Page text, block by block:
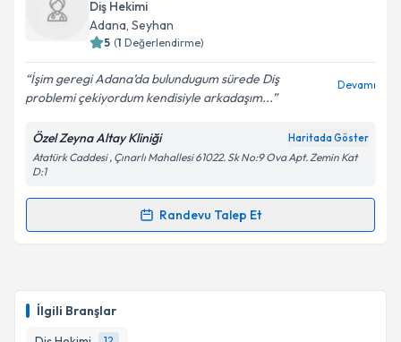
İlgili Branşlar
Takvim Talebini Gönder
takvim hazırlandığında e-posta ile bilgilendireceğiz.
Kişisel verilerimin işlenmesine ilişkin
Aydınlatma
Metni'ni okudum ve kişisel verilerimin belirtilen
Takvim Talebini Gönder
Diş Hekimi
Adana, Seyhan
5 (1 Değerlendirme)
İşim geregi Adana’da bulundugum sürede Diş
problemi çekiyordum kendisiyle arkadaşım...
Devamı
Özel Zeyna Altay Kliniği Haritada Göster
Atatürk Caddesi , Çınarlı Mahallesi 61022. Sk No:9 Ova Apt. Zemin Kat
D:1
Randevu Talep Et
Randevu Takvimi Talebi
hazırlandığında e-posta ile bilgilendireceğiz.